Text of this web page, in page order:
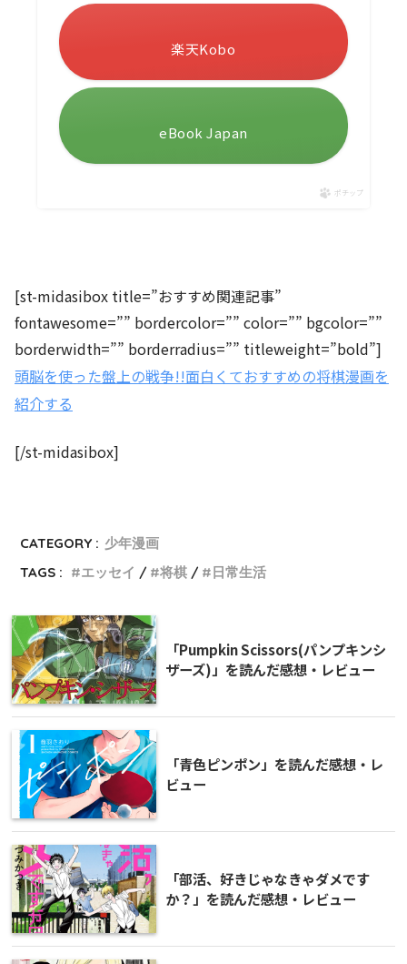
楽天Kobo
eBook Japan
ポチップ
[st-midasibox title=”おすすめ関連記事”
fontawesome=”” bordercolor=”” color=”” bgcolor=””
borderwidth=”” borderradius=”” titleweight=”bold”]
頭脳を使った盤上の戦争!!面白くておすすめの将棋漫画を
紹介する
[/st-midasibox]
CATEGORY : 少年漫画
TAGS :
エッセイ 将棋 日常生活
「Pumpkin Scissors(パンプキンシ
ザーズ)」を読んだ感想・レビュー
「青色ピンポン」を読んだ感想・レ
ビュー
「部活、好きじゃなきゃダメです
か？」を読んだ感想・レビュー